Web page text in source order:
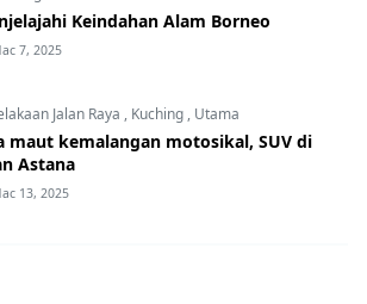
Keindahan Alam Borneo
7, 2025
Jalan Raya , Kuching, Utama
maut kemalangan motosikal, SUV di
Astana
13, 2025